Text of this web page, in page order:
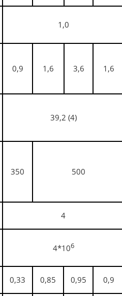
1,0
0,9 1,6 3,6 1,6
39,2 (4)
350 500
4
4*106
0,33 0,85 0,95 0,9